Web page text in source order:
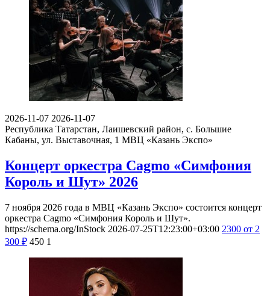
2026-11-07 2026-11-07
Республика Татарстан, Лаишевский район, с. Большие
Кабаны, ул. Выставочная, 1 МВЦ «Казань Экспо»
Концерт оркестра Cagmo «Симфония
Король и Шут» 2026
7 ноября 2026 года в МВЦ «Казань Экспо» состоится концерт
оркестра Cagmo «Симфония Король и Шут».
https://schema.org/InStock 2026-07-25T12:23:00+03:00 2300 от 2
300 ₽ 450 1